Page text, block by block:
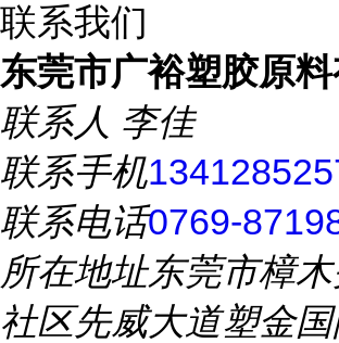
联系我们
东莞市广裕塑胶原料
联系人 李佳
联系手机
联系电话0769-
所在地址东莞市樟
社区先威大道塑金